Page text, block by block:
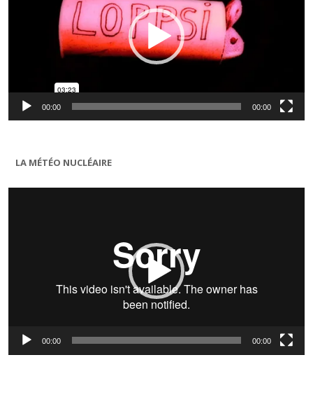
00:00 00:00
LA MÉTÉO NUCLÉAIRE
Lecteur
00:00 00:00